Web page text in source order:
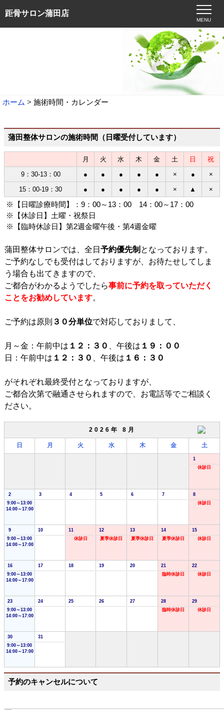
距骨サロン蒲田店
MENU
ホーム 施術時間・カレンダー
蒲田整体サロンの施術時間（日曜受付しています）
月 火 水 木 金 土 日
祝
9：30-13：00
● ● ● ● ● × ●
×
15：00-19：30
● ● ● ● ● × ▲ ×
※【日曜診療時間】：9：00～13：00 14：00～17：00
※【休診日】土曜・祝祭日
※【臨時休診日】第2週金曜午後・第4週金曜
蒲田整体サロンでは、全日 予約優先制 となっております。
ご予約なしでも受付はしておりますが、お待たせしてしま
う場合も出てきますので、
ご都合がわかるようでしたら事前に予約を取っていただく
ことをお勧めしています。
ご予約は原則 ３０分単位で対応しておりまして、
月～金：午前中は １２：３０ 、午後は １９：００
日：午前中は １２：３０ 、午後は １６：３０
がそれぞれ最終受付となっておりますが、
ご都合次第で融通させられますので、お電話等でご相談く
ださい。
2026年 8月
日 月 火 水 木 金 土
1
休診日
2
9:00～13:00
14:00～17:00
3 4 5 6 7
8
休診日
9
9:00～13:00
14:00～17:00
10
11
休診日
12
夏季休診日
13
夏季休診日
14
夏季休診日
15
休診日
16
9:00～13:00
14:00～17:00
17 18 19 20
21
臨時休診日
22
休診日
23
9:00～13:00
14:00～17:00
24 25 26 27
28
臨時休診日
29
休診日
30
9:00～13:00
14:00～17:00
31
予約のキャンセルについて